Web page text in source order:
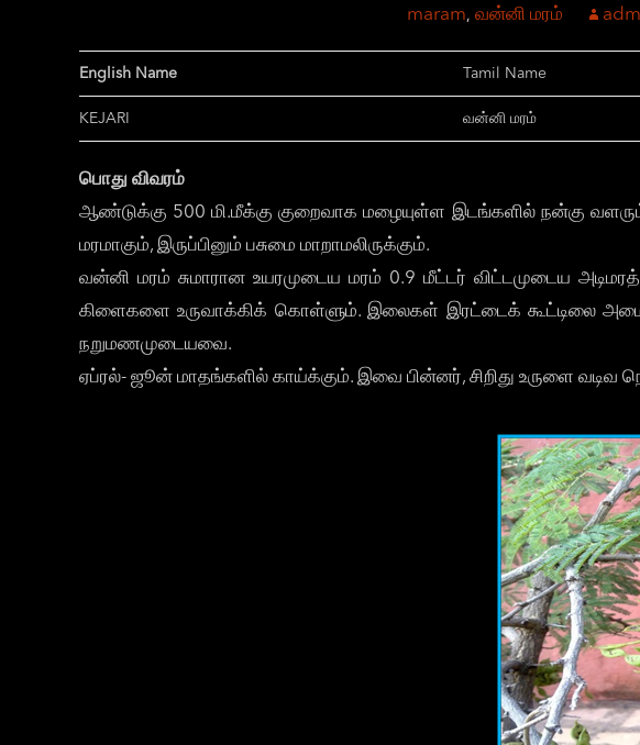
maram, வன்னி மரம்
English Name Tamil Name
KEJARI வன்னி மரம்
பொது விவரம்
ஆண்டுக்கு 500 மி.மீக்கு குறைவாக மழையுள்ள இடங்களில் நன்கு
மரமாகும், இருப்பினும் பசுமை மாறாமலிருக்கும்.
வன்னி மரம் சுமாரான உயரமுடைய மரம் 0.9 மீட்டர் விட்டமுடைய
கிளைகளை உருவாக்கிக் கொள்ளும். இலைகள் இரட்டைக் கூட்டிலை
நறுமணமுடையவை.
ஏப்ரல்- ஜூன் மாதங்களில் காய்க்கும். இவை பின்னர், சிறிது உருளை வடிவ